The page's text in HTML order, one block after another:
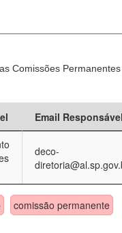
Comissões
Email
deco-
comissão permanente